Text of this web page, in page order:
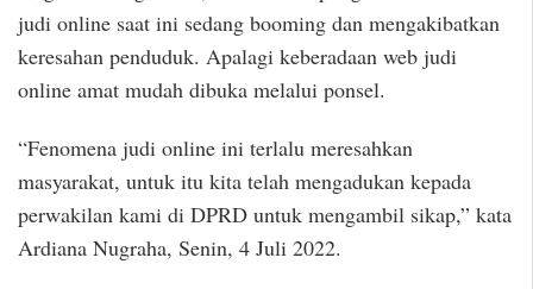
judi online saat ini sedang booming dan mengakibatkan
keresahan penduduk. Apalagi keberadaan web judi
online amat mudah dibuka melalui ponsel.
“Fenomena judi online ini terlalu meresahkan
masyarakat, untuk itu kita telah mengadukan kepada
perwakilan kami di DPRD untuk mengambil sikap,” kata
Ardiana Nugraha, Senin, 4 Juli 2022.